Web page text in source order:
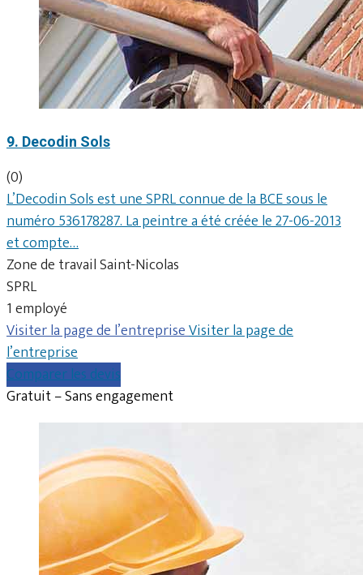
9. Decodin Sols
(0)
L’Decodin Sols est une SPRL connue de la BCE sous le
numéro 536178287. La peintre a été créée le 27-06-2013
et compte…
Zone de travail Saint-Nicolas
SPRL
1 employé
Visiter la page de l’entrepriseVisiter la page de
l’entreprise
Comparer les devis
Gratuit – Sans engagement